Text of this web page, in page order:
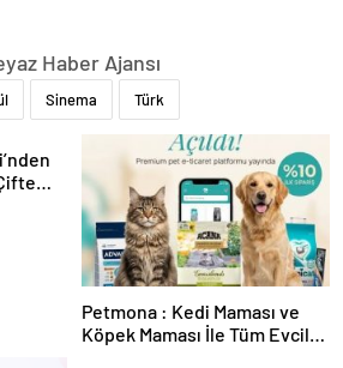
Haber Ajansı
Sinema Türk
Petmona : Kedi Maması ve
Köpek Maması İle Tüm Evcil